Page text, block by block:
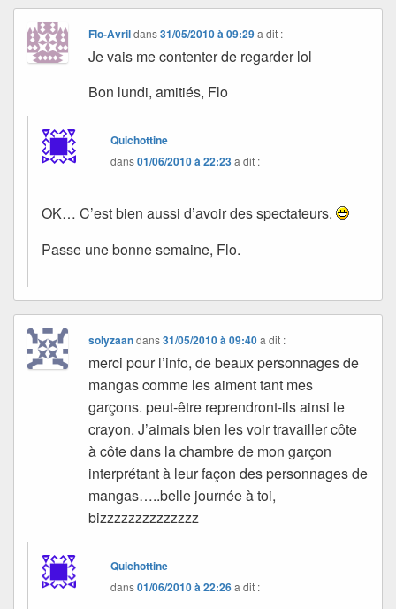
Flo-Avrildans31/05/2010 à 09:29 a dit :
Je vais me contenter de regarder lol
Bon lundi, amitiés, Flo
Quichottine
dans01/06/2010 à 22:23a dit :
OK… C’est bien aussi d’avoir des spectateurs.
Passe une bonne semaine, Flo.
solyzaandans31/05/2010 à 09:40 a dit :
merci pour l’info, de beaux personnages de
mangas comme les aiment tant mes
garçons. peut-être reprendront-ils ainsi le
crayon. J’aimais bien les voir travailler côte
à côte dans la chambre de mon garçon
interprétant à leur façon des personnages de
mangas…..belle journée à toi,
bizzzzzzzzzzzzzz
Quichottine
dans01/06/2010 à 22:26a dit :